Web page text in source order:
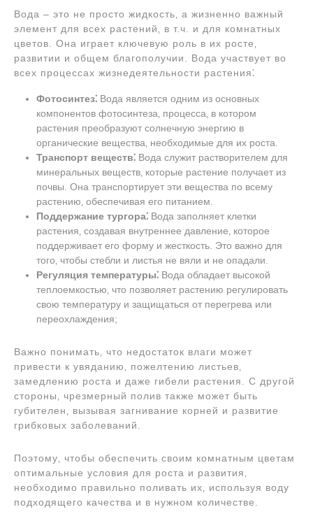
Вода – это не просто жидкость‚ а жизненно важный
элемент для всех растений‚ в т.ч. и для комнатных
цветов. Она играет ключевую роль в их росте‚
развитии и общем благополучии. Вода участвует во
всех процессах жизнедеятельности растения⁚
Фотосинтез⁚ Вода является одним из основных
компонентов фотосинтеза‚ процесса‚ в котором
растения преобразуют солнечную энергию в
органические вещества‚ необходимые для их роста.
Транспорт веществ⁚ Вода служит растворителем для
минеральных веществ‚ которые растение получает из
почвы. Она транспортирует эти вещества по всему
растению‚ обеспечивая его питанием.
Поддержание тургора⁚ Вода заполняет клетки
растения‚ создавая внутреннее давление‚ которое
поддерживает его форму и жесткость. Это важно для
того‚ чтобы стебли и листья не вяли и не опадали.
Регуляция температуры⁚ Вода обладает высокой
теплоемкостью‚ что позволяет растению регулировать
свою температуру и защищаться от перегрева или
переохлаждения;
Важно понимать‚ что недостаток влаги может
привести к увяданию‚ пожелтению листьев‚
замедлению роста и даже гибели растения. С другой
стороны‚ чрезмерный полив также может быть
губителен‚ вызывая загнивание корней и развитие
грибковых заболеваний.
Поэтому‚ чтобы обеспечить своим комнатным цветам
оптимальные условия для роста и развития‚
необходимо правильно поливать их‚ используя воду
подходящего качества и в нужном количестве.